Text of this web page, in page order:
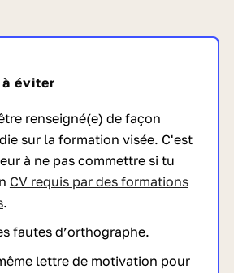
à éviter
renseigné(e) de façon
sur la formation visée. C'est
à ne pas commettre si tu
CV requis par des formations
.
fautes d’orthographe.
lettre de motivation pour